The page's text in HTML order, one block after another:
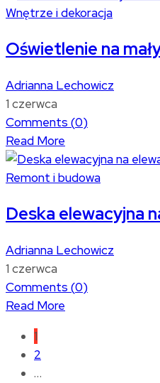
Wnętrze i dekoracja
Oświetlenie na
Adrianna Lechowicz
1 czerwca
Comments (0)
Read More
Remont i budowa
Deska elewacyjna
Adrianna Lechowicz
1 czerwca
Comments (0)
Read More
1
2
…